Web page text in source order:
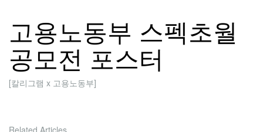
고용노동부 스펙초월
공모전 포스터
[칼리그램 x 고용노동부]
Related Articles